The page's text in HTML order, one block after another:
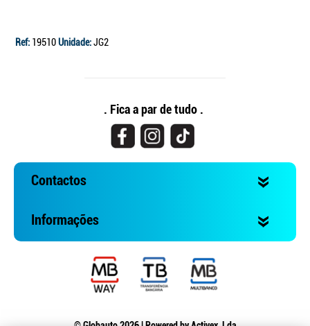
Ref: 19510Unidade:JG2
. Fica a par de tudo .
Contactos
Informações